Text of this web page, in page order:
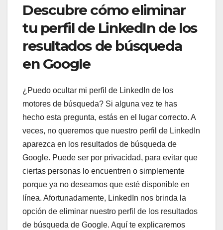
Descubre cómo eliminar
tu perfil de LinkedIn de los
resultados de búsqueda
en Google
¿Puedo ocultar mi perfil de LinkedIn de los
motores de búsqueda? Si alguna vez te has
hecho esta pregunta, estás en el lugar correcto. A
veces, no queremos que nuestro perfil de LinkedIn
aparezca en los resultados de búsqueda de
Google. Puede ser por privacidad, para evitar que
ciertas personas lo encuentren o simplemente
porque ya no deseamos que esté disponible en
línea. Afortunadamente, LinkedIn nos brinda la
opción de eliminar nuestro perfil de los resultados
de búsqueda de Google. Aquí te explicaremos